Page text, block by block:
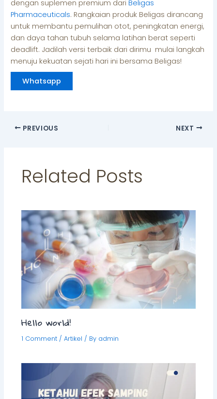
dengan suplemen premium dari Beligas
Pharmaceuticals. Rangkaian produk Beligas dirancang
untuk membantu pemulihan otot, peningkatan energi,
dan daya tahan tubuh selama latihan berat seperti
deadlift. Jadilah versi terbaik dari dirimu mulai langkah
menuju kekuatan sejati hari ini bersama Beligas!
Whatsapp
PREVIOUS NEXT
Related Posts
Hello world!
1 Comment /Artikel / By admin